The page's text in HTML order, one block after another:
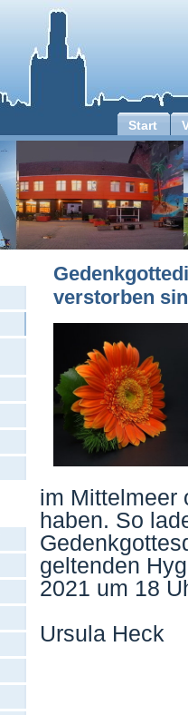
Start
verstorben
im Mittelmeer
haben. So
geltenden
2021 um 18
Ursula Heck